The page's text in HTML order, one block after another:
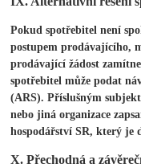
Pokud spotřebitel není
postupem prodávajícího,
prodávající žádost
spotřebitel může podat
(ARS). Příslušným
nebo jiná organizace
hospodářství SR, který je
X. Přechodná a